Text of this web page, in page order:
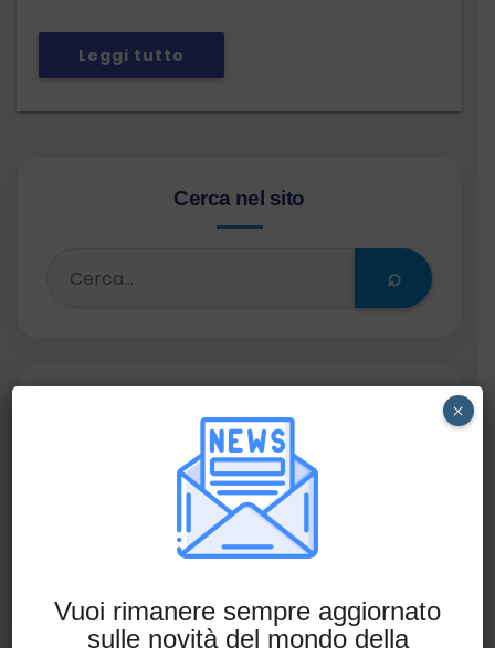
Leggi tutto
Cerca nel sito
⌕
Non perderti le ultime novità in ambito
compliance.
Iscriviti alla newsletter
Vuoi rimanere sempre aggiornato
sulle novità del mondo della
×